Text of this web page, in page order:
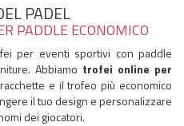
PADEL
PADDLE ECONOMICO
per eventi sportivi con paddle
Abbiamo trofei online per
e il trofeo più economico
il tuo design e personalizzare
dei giocatori.